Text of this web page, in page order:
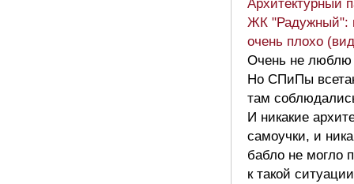
Архитектурный
ЖК "Радужный":
очень плохо
Очень не люблю
Но СПиПы
там
И никакие
самоучки, и
бабло не могло
к такой